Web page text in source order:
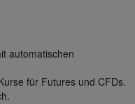
automatischen
für Futures und CFDs.